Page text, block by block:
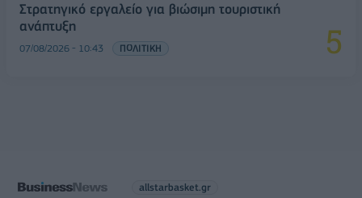
Στρατηγικό εργαλείο για βιώσιμη τουριστική
ανάπτυξη
07/08/2026 - 10:43 ΠΟΛΙΤΙΚΗ
allstarbasket.gr